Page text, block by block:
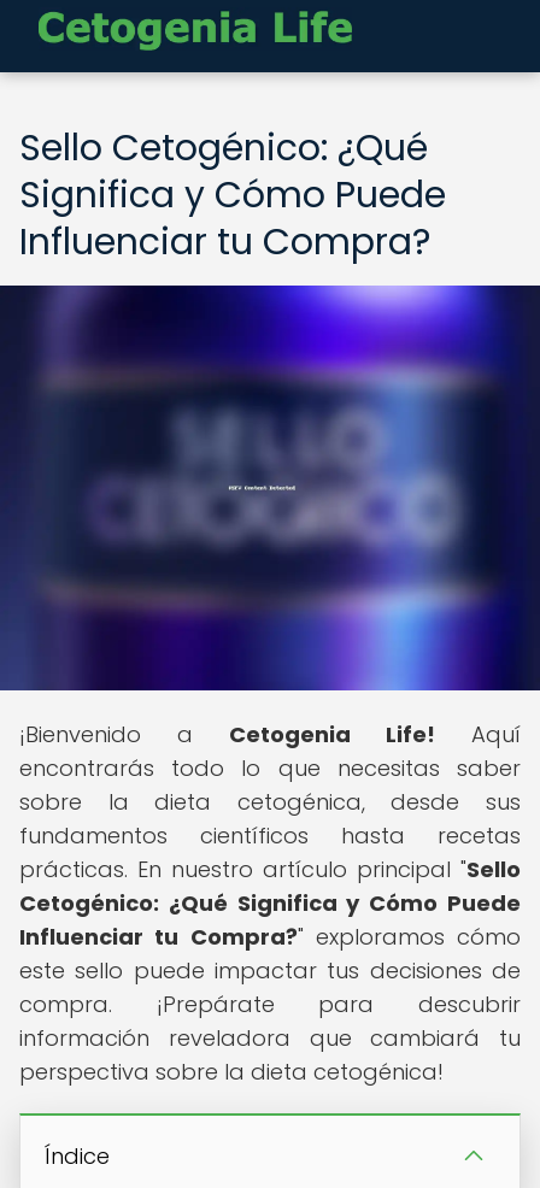
Sello Cetogénico: ¿Qué
Significa y Cómo Puede
Influenciar tu Compra?
¡Bienvenido a Cetogenia Life! Aquí
encontrarás todo lo que necesitas saber
sobre la dieta cetogénica, desde sus
fundamentos científicos hasta recetas
prácticas. En nuestro artículo principal "Sello
Cetogénico: ¿Qué Significa y Cómo Puede
Influenciar tu Compra?" exploramos cómo
este sello puede impactar tus decisiones de
compra. ¡Prepárate para descubrir
información reveladora que cambiará tu
perspectiva sobre la dieta cetogénica!
Índice